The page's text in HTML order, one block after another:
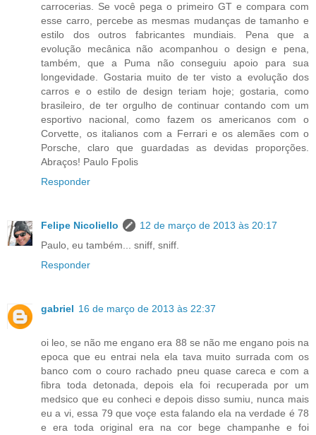
carrocerias. Se você pega o primeiro GT e compara com
esse carro, percebe as mesmas mudanças de tamanho e
estilo dos outros fabricantes mundiais. Pena que a
evolução mecânica não acompanhou o design e pena,
também, que a Puma não conseguiu apoio para sua
longevidade. Gostaria muito de ter visto a evolução dos
carros e o estilo de design teriam hoje; gostaria, como
brasileiro, de ter orgulho de continuar contando com um
esportivo nacional, como fazem os americanos com o
Corvette, os italianos com a Ferrari e os alemães com o
Porsche, claro que guardadas as devidas proporções.
Abraços! Paulo Fpolis
Responder
Felipe Nicoliello
12 de março de 2013 às 20:17
Paulo, eu também... sniff, sniff.
Responder
gabriel 16 de março de 2013 às 22:37
oi leo, se não me engano era 88 se não me engano pois na
epoca que eu entrai nela ela tava muito surrada com os
banco com o couro rachado pneu quase careca e com a
fibra toda detonada, depois ela foi recuperada por um
medsico que eu conheci e depois disso sumiu, nunca mais
eu a vi, essa 79 que voçe esta falando ela na verdade é 78
e era toda original era na cor bege champanhe e foi